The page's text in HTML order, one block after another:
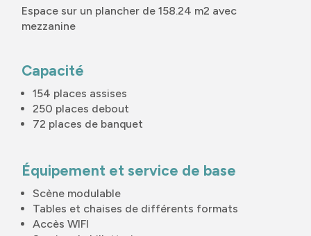
Espace sur un plancher de 158.24 m2 avec
mezzanine
Capacité
154 places assises
250 places debout
72 places de banquet
Équipement et service de base
Scène modulable
Tables et chaises de différents formats
Accès WIFI